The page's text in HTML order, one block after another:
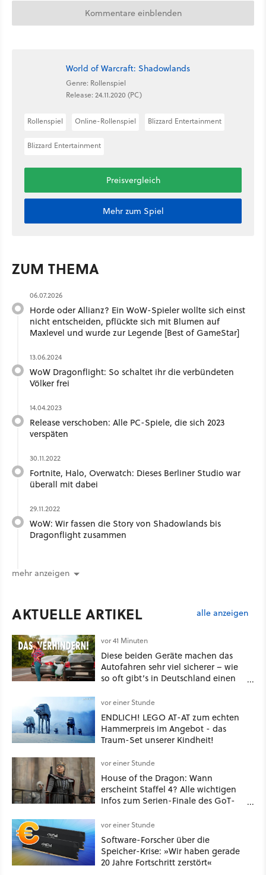
Kommentare einblenden
World of Warcraft: Shadowlands
Genre: Rollenspiel
Release: 24.11.2020 (PC)
Rollenspiel Online-Rollenspiel Blizzard Entertainment
Blizzard Entertainment
Preisvergleich
Mehr zum Spiel
ZUM THEMA
06.07.2026
Horde oder Allianz? Ein WoW-Spieler wollte sich einst
nicht entscheiden, pflückte sich mit Blumen auf
Maxlevel und wurde zur Legende [Best of GameStar]
13.06.2024
WoW Dragonflight: So schaltet ihr die verbündeten
Völker frei
14.04.2023
Release verschoben: Alle PC-Spiele, die sich 2023
verspäten
30.11.2022
Fortnite, Halo, Overwatch: Dieses Berliner Studio war
überall mit dabei
29.11.2022
WoW: Wir fassen die Story von Shadowlands bis
Dragonflight zusammen
mehr anzeigen
AKTUELLE ARTIKEL alle anzeigen
vor 41 Minuten
Diese beiden Geräte machen das
Autofahren sehr viel sicherer – wie
so oft gibt’s in Deutschland einen
vor einer Stunde
ENDLICH! LEGO AT-AT zum echten
Hammerpreis im Angebot - das
Traum-Set unserer Kindheit!
vor einer Stunde
House of the Dragon: Wann
erscheint Staffel 4? Alle wichtigen
Infos zum Serien-Finale des GoT-
vor einer Stunde
Software-Forscher über die
Speicher-Krise: »Wir haben gerade
20 Jahre Fortschritt zerstört«